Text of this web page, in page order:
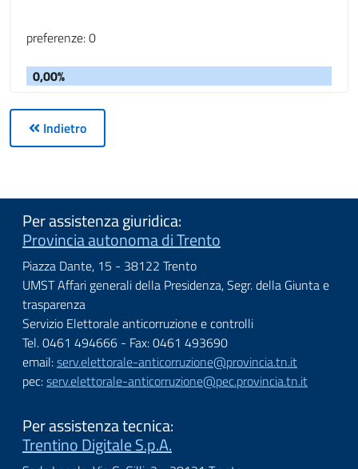
preferenze: 0
0,00%
Indietro
Per assistenza giuridica:
Provincia autonoma di Trento
Piazza Dante, 15 - 38122 Trento
UMST Affari generali della Presidenza, Segr. della Giunta e
trasparenza
Servizio Elettorale anticorruzione e controlli
Tel. 0461 494666 - Fax: 0461 493690
email:serv.elettorale-anticorruzione@provincia.tn.it
pec:serv.elettorale-anticorruzione@pec.provincia.tn.it
Per assistenza tecnica:
Trentino Digitale S.p.A.